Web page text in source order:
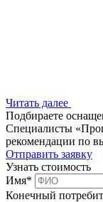
Читать далее
Подбираете
Специалисты
рекомендации по
Отправить заявку
Узнать стоимость
Имя*
Конечный